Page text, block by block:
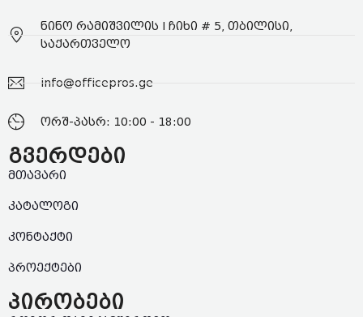
ნინო რამიშვილის I ჩიხი # 5, თბილისი,
საქართველო
info@officepros.ge
ორშ-პასრ: 10:00 - 18:00
გვერდები
მთავარი
კატალოგი
კონტაქტი
პროექტები
პირობები